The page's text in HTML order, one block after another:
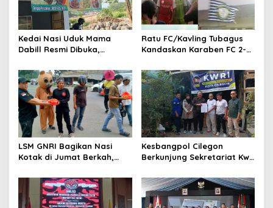
Kedai Nasi Uduk Mama
Dabill Resmi Dibuka,
dengan Harga Ekonomis
Ratu FC/Kavling Tubagus
Kandaskan Karaben FC 2-0:
Kebersamaan Warga
Sindang Heula
LSM GNRI Bagikan Nasi
Kotak di Jumat Berkah,
Kesbangpol Cilegon
Berkunjung Sekretariat Kwri
Kemitraan yang kokoh